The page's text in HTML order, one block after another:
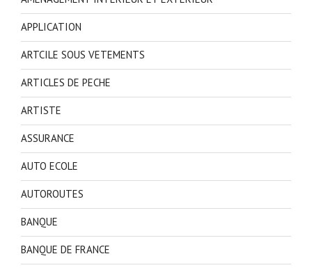
APPLICATION
ARTCILE SOUS VETEMENTS
ARTICLES DE PECHE
ARTISTE
ASSURANCE
AUTO ECOLE
AUTOROUTES
BANQUE
BANQUE DE FRANCE